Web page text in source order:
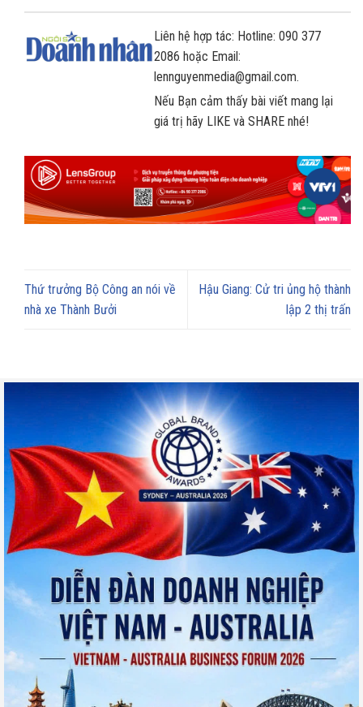
Liên hệ hợp tác: Hotline: 090 377
2086 hoặc Email:
lennguyenmedia@gmail.com.
Nếu Bạn cảm thấy bài viết mang lại
giá trị hãy LIKE và SHARE nhé!
Thứ trưởng Bộ Công an nói về
nhà xe Thành Bưởi
Hậu Giang: Cử tri ủng hộ thành
lập 2 thị trấn